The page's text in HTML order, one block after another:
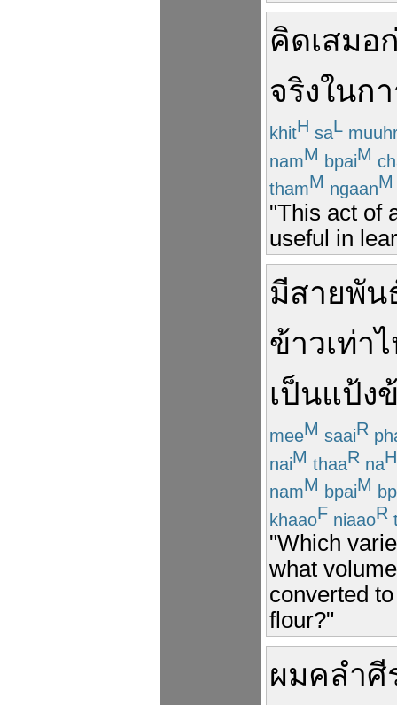
คิดเสมอ
จริงในก
khitH saL
namM bpaiM
thamM ngaanM
"This act of
useful in
มีสายพัน
ข้าวเท่า
เป็นแป้ง
meeM saaiR
naiM thaaR naH
namM bpaiM
khaaoF niaaoR
"Which
what
converted
flour?"
ผมคลำศี